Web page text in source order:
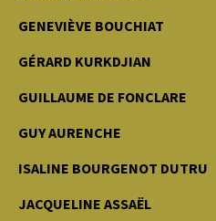
GENEVIÈVE BOUCHIAT
GÉRARD KURKDJIAN
GUILLAUME DE FONCLARE
GUY AURENCHE
ISALINE BOURGENOT DUTRU
JACQUELINE ASSAËL